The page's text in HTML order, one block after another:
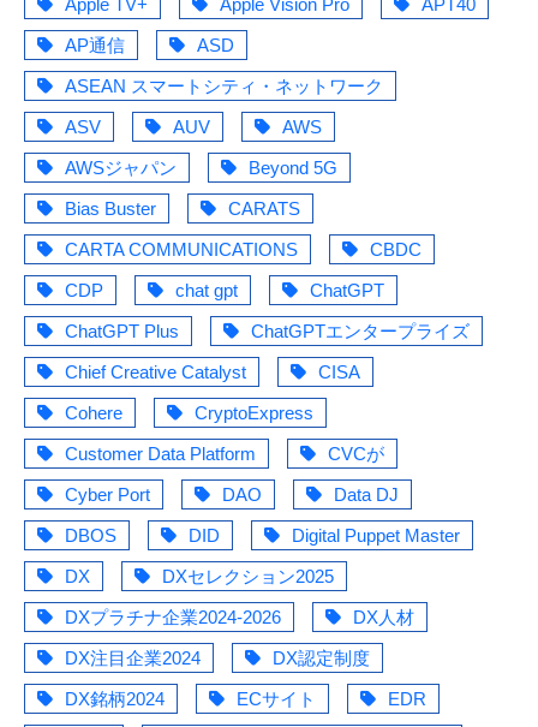
AP通信
ASD
ASEAN スマートシティ・ネットワーク
ASV
AUV
AWS
AWSジャパン
Beyond 5G
Bias Buster
CARATS
CARTA COMMUNICATIONS
CBDC
CDP
chat gpt
ChatGPT
ChatGPT Plus
ChatGPTエンタープライズ
Chief Creative Catalyst
CISA
Cohere
CryptoExpress
Customer Data Platform
CVCが
Cyber Port
DAO
Data DJ
DBOS
DID
Digital Puppet Master
DX
DXセレクション2025
DXプラチナ企業2024-2026
DX人材
DX注目企業2024
DX認定制度
DX銘柄2024
ECサイト
EDR